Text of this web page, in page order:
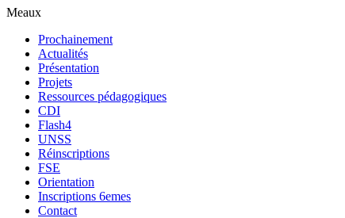
Meaux
Prochainement
Actualités
Présentation
Projets
Ressources pédagogiques
CDI
Flash4
UNSS
Réinscriptions
FSE
Orientation
Inscriptions 6emes
Contact